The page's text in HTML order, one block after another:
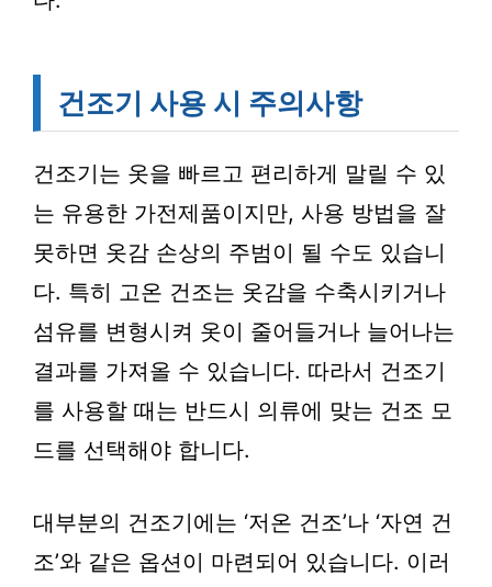
건조기 사용 시 주의사항
건조기는 옷을 빠르고 편리하게 말릴 수 있
는 유용한 가전제품이지만, 사용 방법을 잘
못하면 옷감 손상의 주범이 될 수도 있습니
다. 특히 고온 건조는 옷감을 수축시키거나
섬유를 변형시켜 옷이 줄어들거나 늘어나는
결과를 가져올 수 있습니다. 따라서 건조기
를 사용할 때는 반드시 의류에 맞는 건조 모
드를 선택해야 합니다.
대부분의 건조기에는 ‘저온 건조’나 ‘자연 건
조’와 같은 옵션이 마련되어 있습니다. 이러